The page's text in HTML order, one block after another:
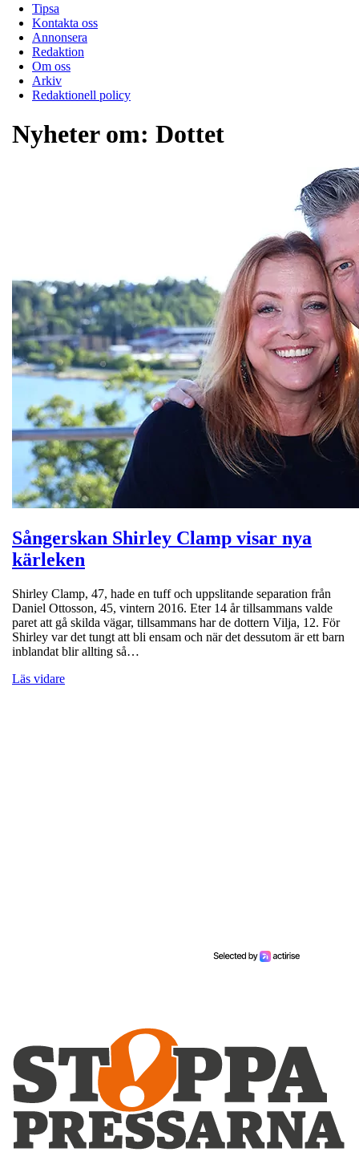
Tipsa
Kontakta oss
Annonsera
Redaktion
Om oss
Arkiv
Redaktionell policy
Nyheter om: Dottet
Sångerskan Shirley Clamp visar nya
kärleken
Shirley Clamp, 47, hade en tuff och uppslitande separation från
Daniel Ottosson, 45, vintern 2016. Eter 14 år tillsammans valde
paret att gå skilda vägar, tillsammans har de dottern Vilja, 12. För
Shirley var det tungt att bli ensam och när det dessutom är ett barn
inblandat blir allting så…
Läs vidare